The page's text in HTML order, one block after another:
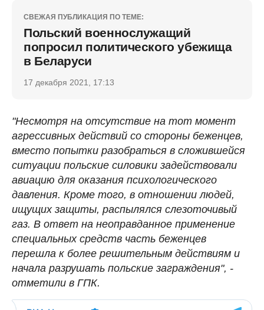
СВЕЖАЯ ПУБЛИКАЦИЯ ПО ТЕМЕ:
Польский военнослужащий
попросил политического убежища
в Беларуси
17 декабря 2021, 17:13
"Несмотря на отсутствие на тот момент
агрессивных действий со стороны беженцев,
вместо попытки разобраться в сложившейся
ситуации польские силовики задействовали
авиацию для оказания психологического
давления. Кроме того, в отношении людей,
ищущих защиты, распылялся слезоточивый
газ. В ответ на неоправданное применение
специальных средств часть беженцев
перешла к более решительным действиям и
начала разрушать польские заграждения", -
отметили в ГПК.